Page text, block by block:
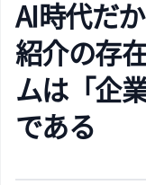
AI時代だ
紹介の存
ムは「企
である